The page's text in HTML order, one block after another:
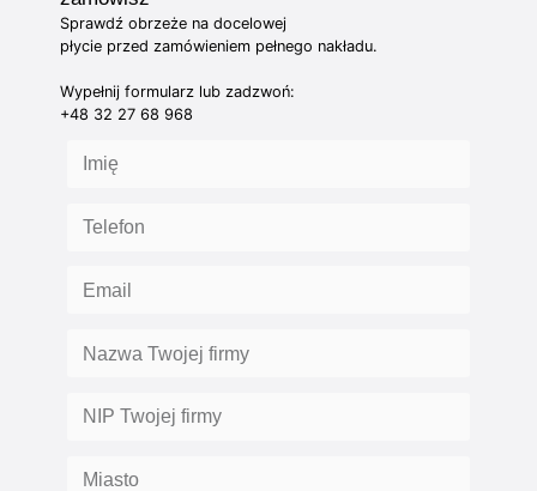
Sprawdź obrzeże na docelowej
płycie przed zamówieniem pełnego nakładu.
Wypełnij formularz lub zadzwoń:
+48 32 27 68 968